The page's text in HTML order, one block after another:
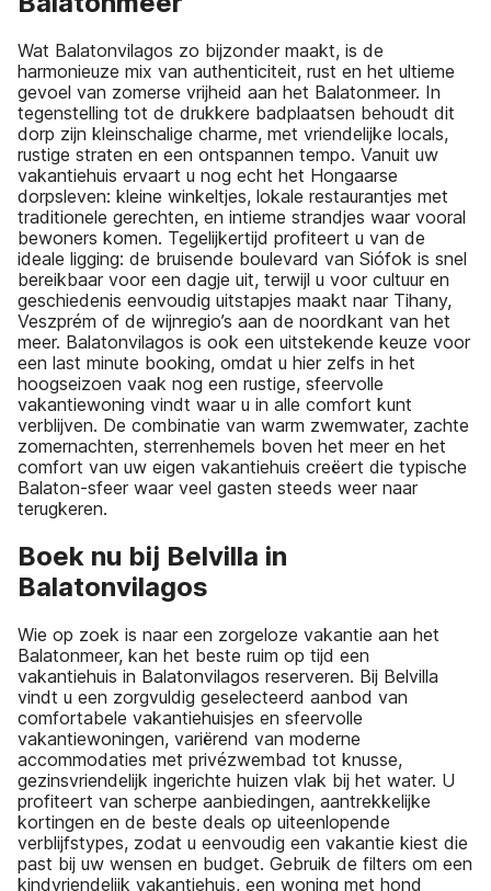
Wat Balatonvilagos zo bijzonder maakt, is de
harmonieuze mix van authenticiteit, rust en het ultieme
gevoel van zomerse vrijheid aan het Balatonmeer. In
tegenstelling tot de drukkere badplaatsen behoudt dit
dorp zijn kleinschalige charme, met vriendelijke locals,
rustige straten en een ontspannen tempo. Vanuit uw
vakantiehuis ervaart u nog echt het Hongaarse
dorpsleven: kleine winkeltjes, lokale restaurantjes met
traditionele gerechten, en intieme strandjes waar vooral
bewoners komen. Tegelijkertijd profiteert u van de
ideale ligging: de bruisende boulevard van Siófok is snel
bereikbaar voor een dagje uit, terwijl u voor cultuur en
geschiedenis eenvoudig uitstapjes maakt naar Tihany,
Veszprém of de wijnregio’s aan de noordkant van het
meer. Balatonvilagos is ook een uitstekende keuze voor
een last minute booking, omdat u hier zelfs in het
hoogseizoen vaak nog een rustige, sfeervolle
vakantiewoning vindt waar u in alle comfort kunt
verblijven. De combinatie van warm zwemwater, zachte
zomernachten, sterrenhemels boven het meer en het
comfort van uw eigen vakantiehuis creëert die typische
Balaton-sfeer waar veel gasten steeds weer naar
terugkeren.
Boek nu bij Belvilla in
Balatonvilagos
Wie op zoek is naar een zorgeloze vakantie aan het
Balatonmeer, kan het beste ruim op tijd een
vakantiehuis in Balatonvilagos reserveren. Bij Belvilla
vindt u een zorgvuldig geselecteerd aanbod van
comfortabele vakantiehuisjes en sfeervolle
vakantiewoningen, variërend van moderne
accommodaties met privézwembad tot knusse,
gezinsvriendelijk ingerichte huizen vlak bij het water. U
profiteert van scherpe aanbiedingen, aantrekkelijke
kortingen en de beste deals op uiteenlopende
verblijfstypes, zodat u eenvoudig een vakantie kiest die
past bij uw wensen en budget. Gebruik de filters om een
kindvriendelijk vakantiehuis, een woning met hond